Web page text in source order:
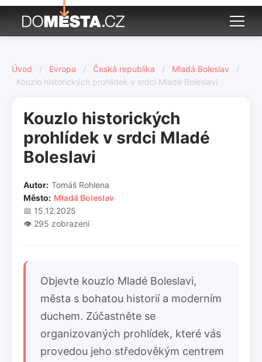
Úvod / Evropa / Česká republika / Mladá Boleslav
/
Kouzlo historických prohlídek v srdci Mladé Boleslavi
Kouzlo historických
prohlídek v srdci Mladé
Boleslavi
Autor: Tomáš Rohlena
Město: Mladá Boleslav
📅 15.12.2025
👁️ 295 zobrazení
Objevte kouzlo Mladé Boleslavi,
města s bohatou historií a moderním
duchem. Zúčastněte se
organizovaných prohlídek, které vás
provedou jeho středověkým centrem